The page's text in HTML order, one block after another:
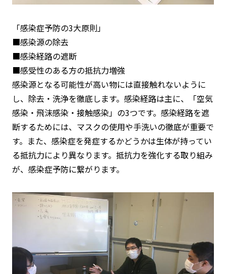
「感染症予防の3大原則」
■感染源の除去
■感染経路の遮断
■感受性のある方の抵抗力増強
感染源となる可能性が高い物には直接触れないように
し、除去・洗浄を徹底します。感染経路は主に、「空気
感染・飛沫感染・接触感染」の3つです。感染経路を遮
断するためには、マスクの使用や手洗いの徹底が重要で
す。また、感染症を発症するかどうかは生体が持ってい
る抵抗力により異なります。抵抗力を強化する取り組み
が、感染症予防に繋がります。